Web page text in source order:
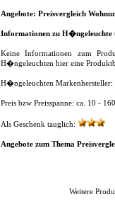
Angebote: Preisvergleich
Informationen zu H�ngeleuchte
Keine Informationen zum
H�ngeleuchten hier eine
H�ngeleuchten Markenhersteller:
Preis bzw Preisspanne: ca. 10 -
Als Geschenk tauglich:
Angebote zum Thema
Weitere